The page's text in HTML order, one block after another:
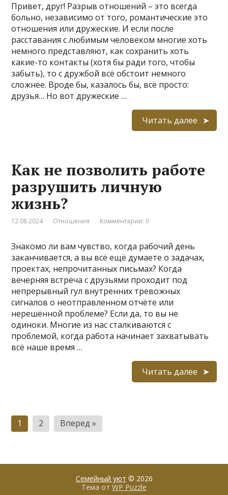
Привет, друг! Разрыв отношений – это всегда
больно, независимо от того, романтические это
отношения или дружеские. И если после
расставания с любимым человеком многие хоть
немного представляют, как сохранить хоть
какие-то контакты (хотя бы ради того, чтобы
забыть), то с дружбой всё обстоит немного
сложнее. Вроде бы, казалось бы, всё просто:
друзья… Но вот дружеские …
Читать далее
Как не позволить работе
разрушить личную
жизнь?
12.08.2024 Отношения Комментарии: 0
Знакомо ли вам чувство, когда рабочий день
заканчивается, а вы всё ещё думаете о задачах,
проектах, непрочитанных письмах? Когда
вечерняя встреча с друзьями проходит под
непрерывный гул внутренних тревожных
сигналов о неотправленном отчёте или
нерешённой проблеме? Если да, то вы не
одиноки. Многие из нас сталкиваются с
проблемой, когда работа начинает захватывать
всё наше время …
Читать далее
Пагинация
записей
1 2 Вперед »
Семейный уют © 2026
Тема от WP Puzzle